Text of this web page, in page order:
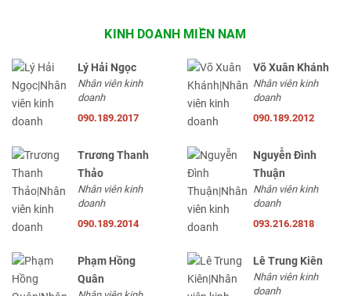
KINH DOANH MIỀN NAM
Lý Hải Ngọc
Nhân viên kinh
doanh
090.189.2017
Võ Xuân Khánh
Nhân viên kinh
doanh
090.189.2012
Trương Thanh
Thảo
Nhân viên kinh
doanh
090.189.2014
Nguyễn Đình
Thuận
Nhân viên kinh
doanh
093.216.2818
Phạm Hồng
Quân
Lê Trung Kiên
Nhân viên kinh
doanh